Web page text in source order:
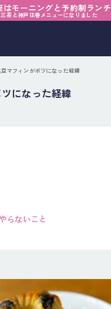
はモーニングと予約制ランチ
三茶と神戸は春メニューになりました
マフィンがボツになった経緯
になった経緯
らないこと